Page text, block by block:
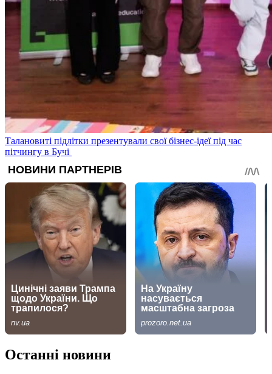
Талановиті підлітки презентували свої бізнес-ідеї під час
пітчингу в Бучі
Останні новини